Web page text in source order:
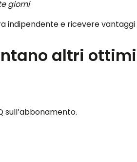
giorni
e ricevere vantaggi
altri
sull’abbonamento.